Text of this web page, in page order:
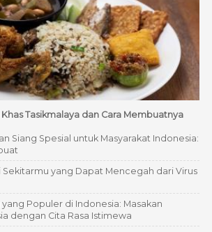
Khas Tasikmalaya dan Cara Membuatnya
Siang Spesial untuk Masyarakat Indonesia:
Sekitarmu yang Dapat Mencegah dari Virus
yang Populer di Indonesia: Masakan
dengan Cita Rasa Istimewa